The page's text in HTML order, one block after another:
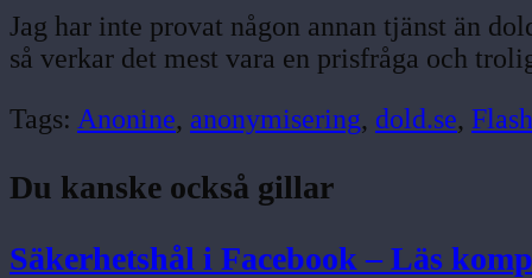
Jag har inte provat någon annan tjänst än
så verkar det mest vara en prisfråga och
Tags: Anonine, anonymisering, dold.se,
Du kanske också gillar
Säkerhetshål i Facebook – Läs